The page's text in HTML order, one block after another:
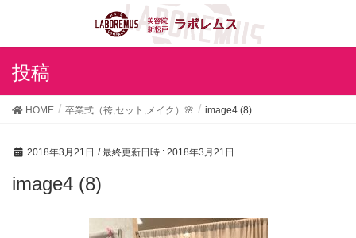
投稿
HOME 卒業式（袴,セット,メイク）🌸 image4 (8)
2018年3月21日 / 最終更新日時 : 2018年3月21日
image4 (8)